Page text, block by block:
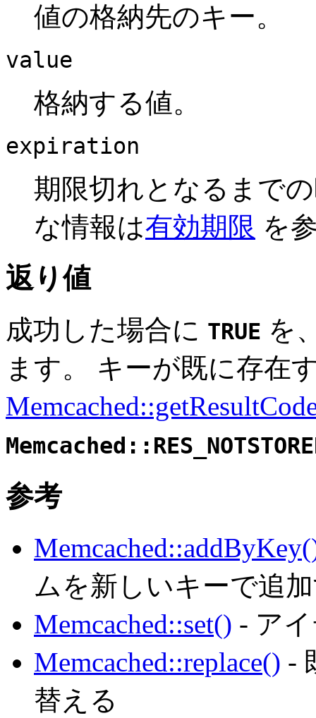
値の格納先のキー。
value
格納する値。
expiration
期限切れとなるまで
な情報は有効期限 を
返り値
成功した場合に TRUE を
ます。 キーが既に存在
参考
ムを新しいキーで追
Memcached::set() - ア
Memcached::replace() -
替える